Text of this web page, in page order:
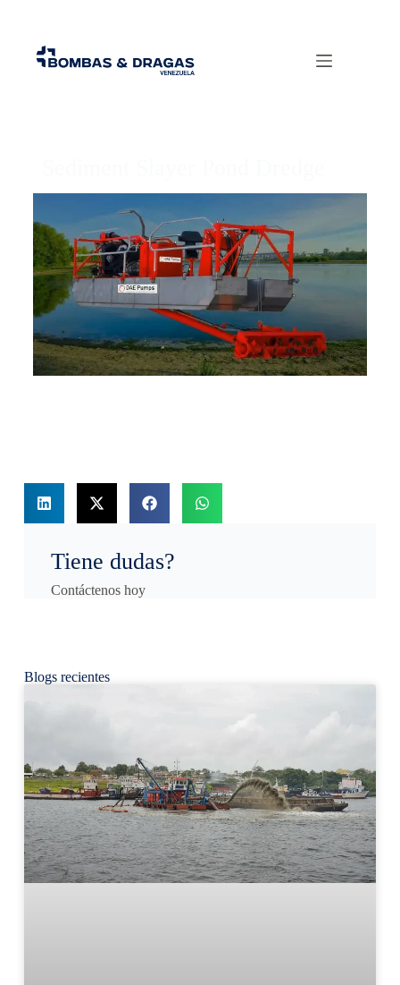
Tiene dudas?
Contáctenos hoy
Blogs recientes